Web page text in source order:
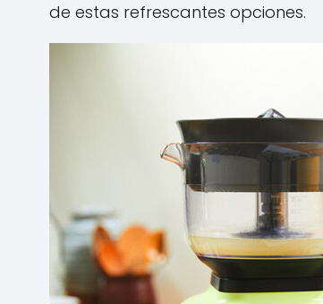
de estas refrescantes opciones.